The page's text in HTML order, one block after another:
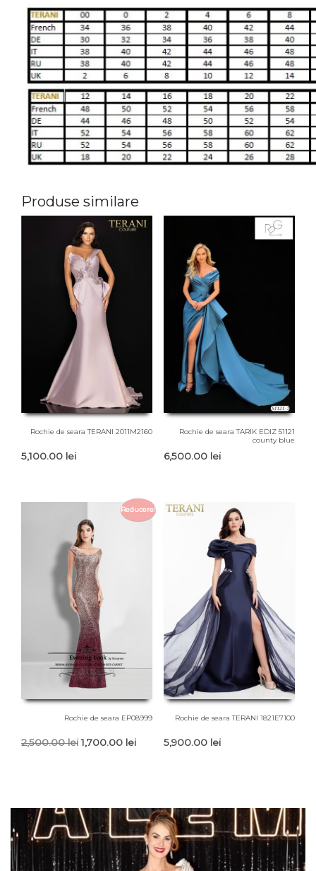
smarald
Produse similare
Rochie de seara TERANI 2011M2160
5,100.00 lei
Rochie de seara TARIK EDIZ 51121
county blue
6,500.00 lei
Reducere!
Rochie de seara EP08999
2,500.00leiPrețul
1,700.00 leiPrețul
Rochie de seara TERANI 1821E7100
5,900.00 lei